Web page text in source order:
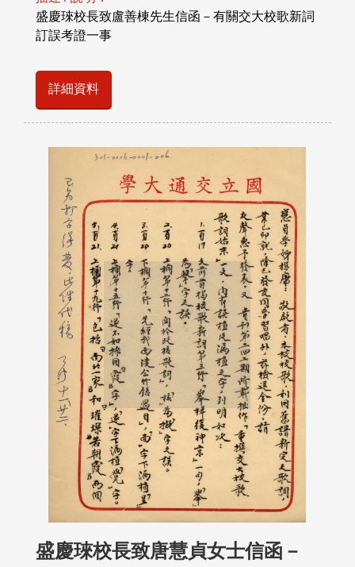
盛慶琜校長致盧善棟先生信函－有關交大校歌新詞
訂誤考證一事
詳細資料
盛慶琜校長致唐慧貞女士信函－